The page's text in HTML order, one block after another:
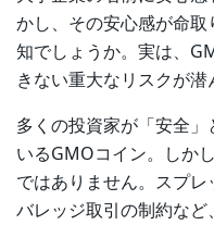
かし、その安心感が命
知でしょうか。実は、
きない重大なリスクが潜
多くの投資家が「安全
いるGMOコイン。しか
ではありません。スプ
バレッジ取引の制約な